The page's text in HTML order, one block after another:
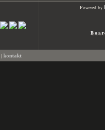
Powered by
| kontakt